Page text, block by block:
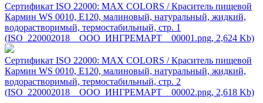
Сертификат ISO 22000: MAX COLORS / Краситель пищевой
Кармин WS 0010, Е120, малиновый, натуральный, жидкий,
водорастворимый, термостабильный, стр. 1
(ISO_220002018__ООО_ИНГРЕМАРТ__00001.png, 2,624 Kb)
Сертификат ISO 22000: MAX COLORS / Краситель пищевой
Кармин WS 0010, Е120, малиновый, натуральный, жидкий,
водорастворимый, термостабильный, стр. 2
(ISO_220002018__ООО_ИНГРЕМАРТ__00002.png, 2,618 Kb)